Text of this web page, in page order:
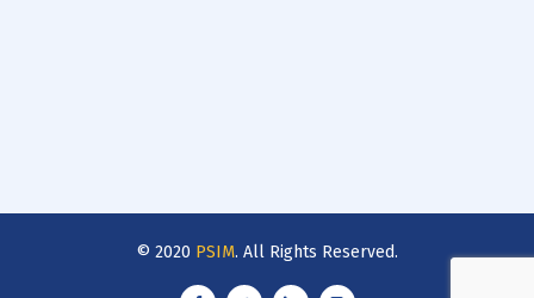
© 2020 PSIM. All Rights Reserved.